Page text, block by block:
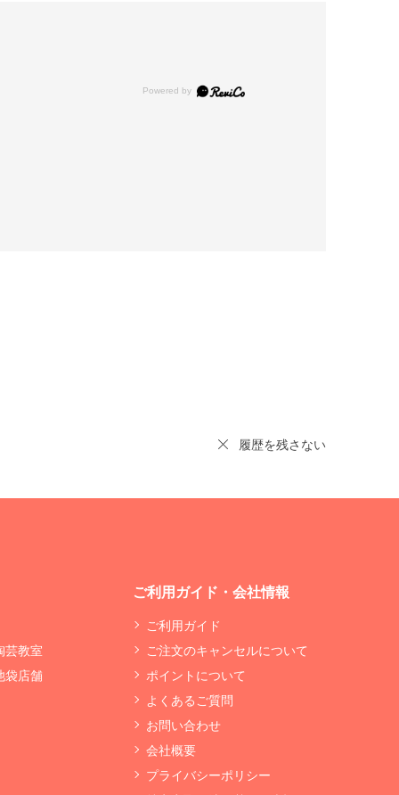
履歴を残さない
芸教室
袋店舗
ご利用ガイド・会社情報
ご利用ガイド
ご注文のキャンセルについて
ポイントについて
よくあるご質問
お問い合わせ
会社概要
プライバシーポリシー